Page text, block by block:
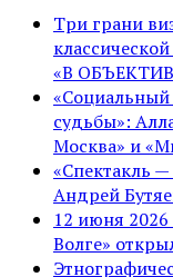
Три грани
«В
судьбы»:
Москва» и
«Спектакль
Андрей
12 июня 2026
Волге»